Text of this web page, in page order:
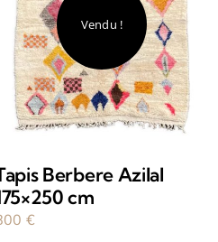
Vendu !
Berbere Azilal
cm
€